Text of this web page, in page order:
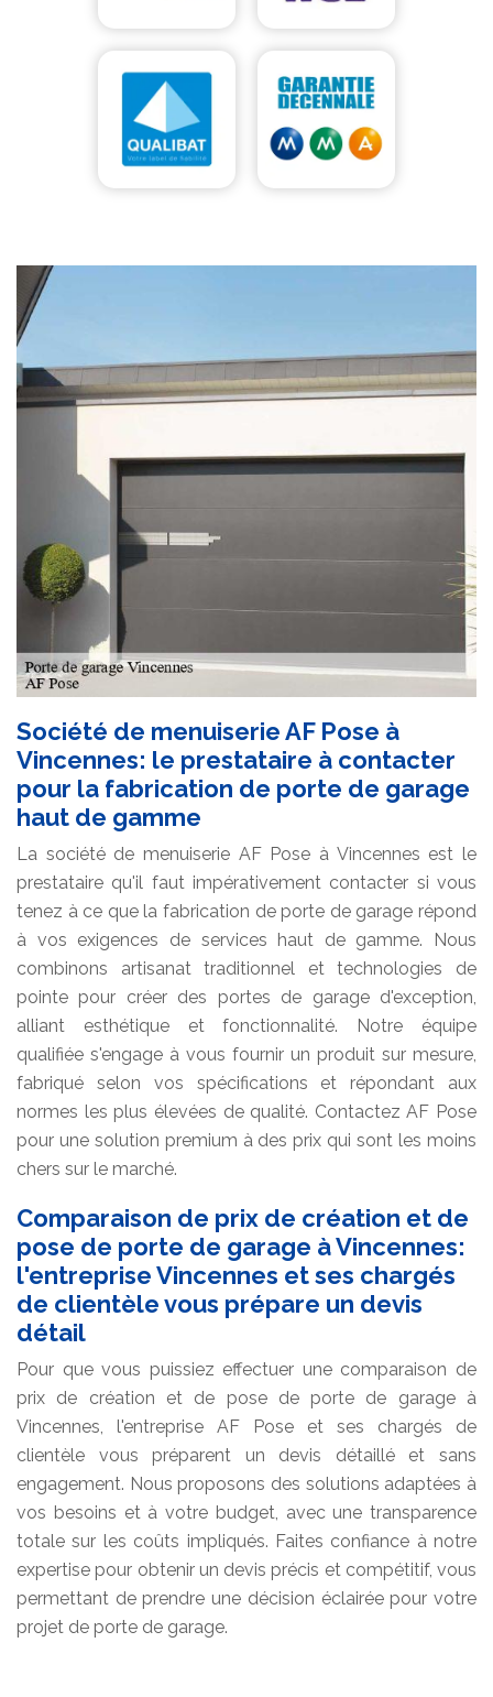
Société de menuiserie AF Pose à
Vincennes: le prestataire à contacter
pour la fabrication de porte de garage
haut de gamme
La société de menuiserie AF Pose à Vincennes est le
prestataire qu'il faut impérativement contacter si vous
tenez à ce que la fabrication de porte de garage répond
à vos exigences de services haut de gamme. Nous
combinons artisanat traditionnel et technologies de
pointe pour créer des portes de garage d'exception,
alliant esthétique et fonctionnalité. Notre équipe
qualifiée s'engage à vous fournir un produit sur mesure,
fabriqué selon vos spécifications et répondant aux
normes les plus élevées de qualité. Contactez AF Pose
pour une solution premium à des prix qui sont les moins
chers sur le marché.
Comparaison de prix de création et de
pose de porte de garage à Vincennes:
l'entreprise Vincennes et ses chargés
de clientèle vous prépare un devis
détail
Pour que vous puissiez effectuer une comparaison de
prix de création et de pose de porte de garage à
Vincennes, l'entreprise AF Pose et ses chargés de
clientèle vous préparent un devis détaillé et sans
engagement. Nous proposons des solutions adaptées à
vos besoins et à votre budget, avec une transparence
totale sur les coûts impliqués. Faites confiance à notre
expertise pour obtenir un devis précis et compétitif, vous
permettant de prendre une décision éclairée pour votre
projet de porte de garage.